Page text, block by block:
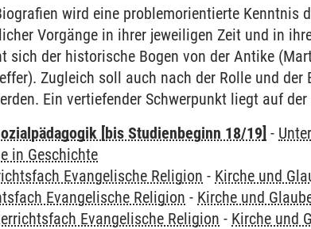
wird eine problemorientierte Kenntnis
Vorgänge in ihrer jeweiligen Zeit und in
sich der historische Bogen von der Antike
Zugleich soll auch nach der Rolle und der
Ein vertiefender Schwerpunkt liegt auf
[bis Studienbeginn 18/19] -
in Geschichte
Evangelische Religion - Kirche und
Evangelische Religion - Kirche und
Evangelische Religion - Kirche und